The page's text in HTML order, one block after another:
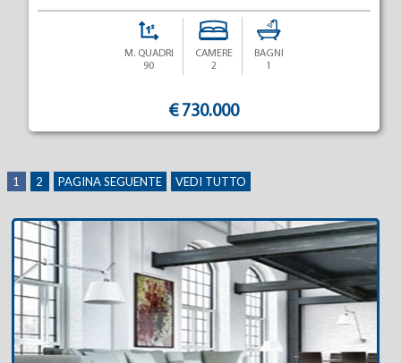
M. QUADRI
90
CAMERE
2
BAGNI
1
€ 730.000
1 2 PAGINA SEGUENTE VEDI TUTTO